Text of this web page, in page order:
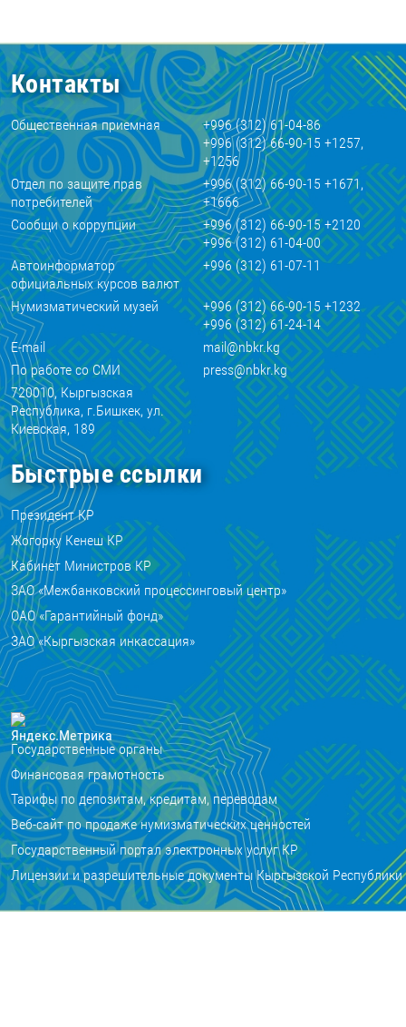
Контакты
Общественная приемная
+996 (312) 61-04-86
+996 (312) 66-90-15 +1257,
+1256
Отдел по защите прав
потребителей
+996 (312) 66-90-15 +1671,
+1666
Сообщи о коррупции
+996 (312) 66-90-15 +2120
+996 (312) 61-04-00
Автоинформатор
официальных курсов валют
+996 (312) 61-07-11
Нумизматический музей
+996 (312) 66-90-15 +1232
+996 (312) 61-24-14
E-mail
mail@nbkr.kg
По работе со СМИ
press@nbkr.kg
720010, Кыргызская
Республика, г.Бишкек, ул.
Киевская, 189
Быстрые ссылки
Президент КР
Жогорку Кенеш КР
Кабинет Министров КР
ЗАО «Межбанковский процессинговый центр»
ОАО «Гарантийный фонд»
ЗАО «Кыргызская инкассация»
Государственные органы
Финансовая грамотность
Тарифы по депозитам, кредитам, переводам
Веб-сайт по продаже нумизматических ценностей
Государственный портал электронных услуг КР
Лицензии и разрешительные документы Кыргызской Республики